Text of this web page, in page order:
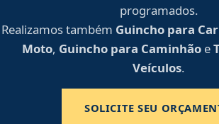
programados.
Realizamos também Guincho para
Moto, Guincho para Caminhãoe
Veículos.
SOLICITE SEU